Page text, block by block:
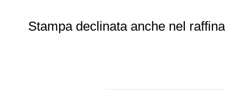
Stampa declinata anche nel